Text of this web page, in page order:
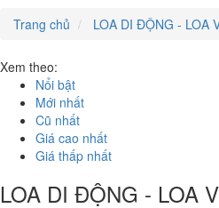
Trang chủ
LOA DI ĐỘNG - LOA
Xem theo:
Nổi bật
Mới nhất
Cũ nhất
Giá cao nhất
Giá thấp nhất
LOA DI ĐỘNG - LOA